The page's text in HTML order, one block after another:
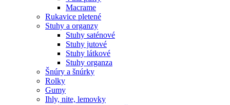
Macrame
Rukavice pletené
Stuhy a organzy
Stuhy saténové
Stuhy jutové
Stuhy látkové
Stuhy organza
Šnúry a šnúrky
Rolky
Gumy
Ihly, nite, lemovky